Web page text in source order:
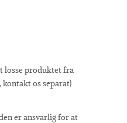
losse produktet fra
os separat)
er ansvarlig for at